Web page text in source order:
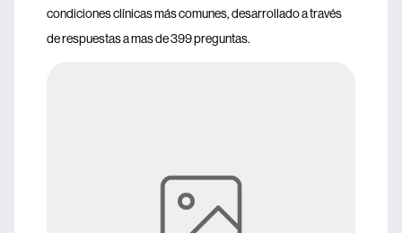
condiciones clínicas más comunes, desarrollado a través
de respuestas a mas de 399 preguntas.